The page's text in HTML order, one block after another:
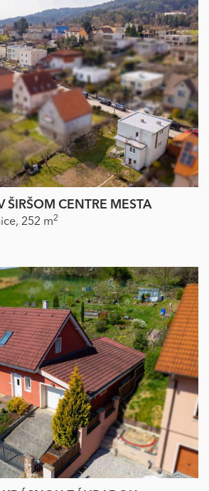
ŠIRŠOM CENTRE MESTA
252 m2